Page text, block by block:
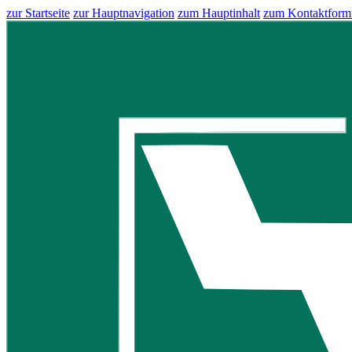
zur Startseite zur Hauptnavigation zum Hauptinhalt zum